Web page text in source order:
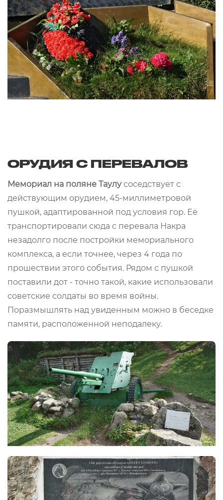
ОРУДИЯ С ПЕРЕВАЛОВ
Мемориал на поляне Таулусоседствует с
действующим орудием, 45-миллиметровой
пушкой, адаптированной под условия гор. Её
транспортировали сюда с перевала Накра
незадолго после постройки мемориального
комплекса, а если точнее, через 4 года по
прошествии этого события. Рядом с пушкой
поставили дот - точно такой, какие использовали
советские солдаты во время войны.
Поразмышлять над увиденным можно в беседке
памяти, расположенной неподалеку.